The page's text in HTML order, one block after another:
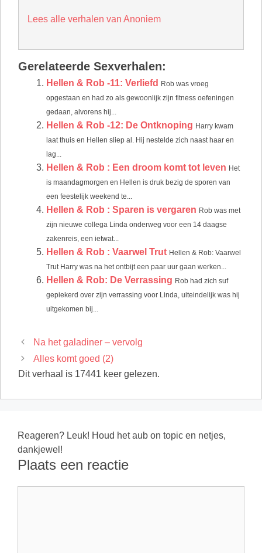
Lees alle verhalen van Anoniem
Gerelateerde Sexverhalen:
Hellen & Rob -11: Verliefd Rob was vroeg
opgestaan en had zo als gewoonlijk zijn fitness oefeningen
gedaan, alvorens hij...
Hellen & Rob -12: De Ontknoping Harry kwam
laat thuis en Hellen sliep al. Hij nestelde zich naast haar en
lag...
Hellen & Rob : Een droom komt tot leven Het
is maandagmorgen en Hellen is druk bezig de sporen van
een feestelijk weekend te...
Hellen & Rob : Sparen is vergaren Rob was met
zijn nieuwe collega Linda onderweg voor een 14 daagse
zakenreis, een ietwat...
Hellen & Rob : Vaarwel Trut Hellen & Rob: Vaarwel
Trut Harry was na het ontbijt een paar uur gaan werken...
Hellen & Rob: De Verrassing Rob had zich suf
gepiekerd over zijn verrassing voor Linda, uiteindelijk was hij
uitgekomen bij...
Na het galadiner – vervolg
Alles komt goed (2)
Dit verhaal is 17441 keer gelezen.
Reageren? Leuk! Houd het aub on topic en netjes,
dankjewel!
Plaats een reactie